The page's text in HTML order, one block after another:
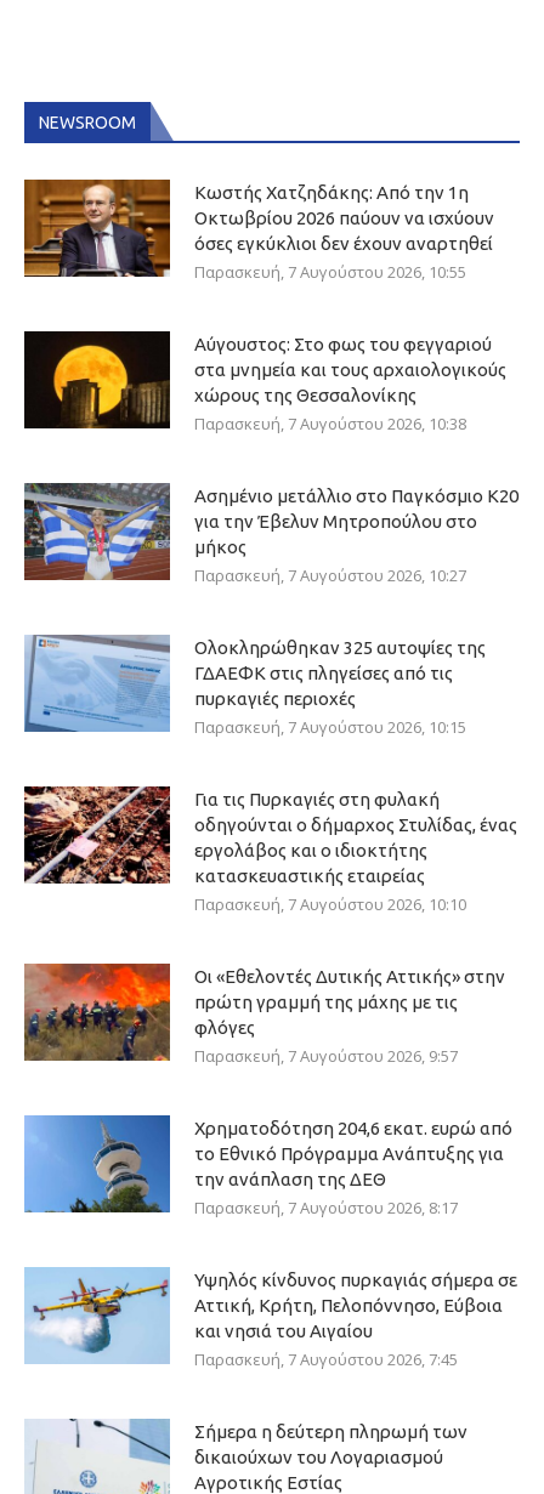
NEWSROOM
Κωστής Χατζηδάκης: Από την 1η
Οκτωβρίου 2026 παύουν να ισχύουν
όσες εγκύκλιοι δεν έχουν αναρτηθεί
Παρασκευή, 7 Αυγούστου 2026, 10:55
Αύγουστος: Στο φως του φεγγαριού
στα μνημεία και τους αρχαιολογικούς
χώρους της Θεσσαλονίκης
Παρασκευή, 7 Αυγούστου 2026, 10:38
Ασημένιο μετάλλιο στο Παγκόσμιο Κ20
για την Έβελυν Μητροπούλου στο
μήκος
Παρασκευή, 7 Αυγούστου 2026, 10:27
Ολοκληρώθηκαν 325 αυτοψίες της
ΓΔΑΕΦΚ στις πληγείσες από τις
πυρκαγιές περιοχές
Παρασκευή, 7 Αυγούστου 2026, 10:15
Για τις Πυρκαγιές στη φυλακή
οδηγούνται ο δήμαρχος Στυλίδας, ένας
εργολάβος και ο ιδιοκτήτης
κατασκευαστικής εταιρείας
Παρασκευή, 7 Αυγούστου 2026, 10:10
Οι «Εθελοντές Δυτικής Αττικής» στην
πρώτη γραμμή της μάχης με τις
φλόγες
Παρασκευή, 7 Αυγούστου 2026, 9:57
Χρηματοδότηση 204,6 εκατ. ευρώ από
το Εθνικό Πρόγραμμα Ανάπτυξης για
την ανάπλαση της ΔΕΘ
Παρασκευή, 7 Αυγούστου 2026, 8:17
Υψηλός κίνδυνος πυρκαγιάς σήμερα σε
Αττική, Κρήτη, Πελοπόννησο, Εύβοια
και νησιά του Αιγαίου
Παρασκευή, 7 Αυγούστου 2026, 7:45
Σήμερα η δεύτερη πληρωμή των
δικαιούχων του Λογαριασμού
Αγροτικής Εστίας